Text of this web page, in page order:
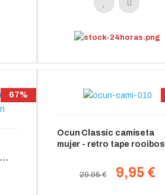
67%
Ocun Classic camiseta
mujer - retro tape rooibos
29.95 € 9,95 €